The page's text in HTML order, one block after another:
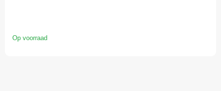
Op voorraad